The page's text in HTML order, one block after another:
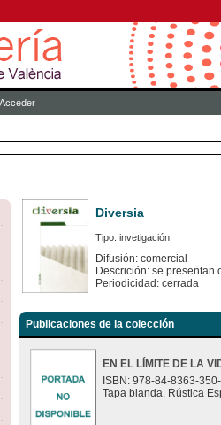
Acceder
Diversia
Tipo: invetigación
Difusión: comercial
Descrición: se presentan
Periodicidad: cerrada
Publicaciones de la colección
EN EL LÍMITE DE LA
ISBN: 978-84-8363-
Tapa blanda. Rústica